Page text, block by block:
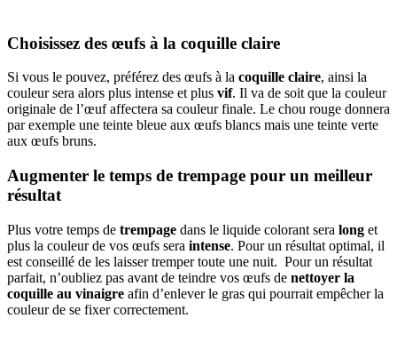
Choisissez des œufs à la coquille claire
Si vous le pouvez, préférez des œufs à la coquille claire, ainsi la
couleur sera alors plus intense et plus vif. Il va de soit que la couleur
originale de l’œuf affectera sa couleur finale. Le chou rouge donnera
par exemple une teinte bleue aux œufs blancs mais une teinte verte
aux œufs bruns.
Augmenter le temps de trempage pour un meilleur
résultat
Plus votre temps de trempage dans le liquide colorant sera long et
plus la couleur de vos œufs sera intense. Pour un résultat optimal, il
est conseillé de les laisser tremper toute une nuit. Pour un résultat
parfait, n’oubliez pas avant de teindre vos œufs de nettoyer la
coquille au vinaigre afin d’enlever le gras qui pourrait empêcher la
couleur de se fixer correctement.